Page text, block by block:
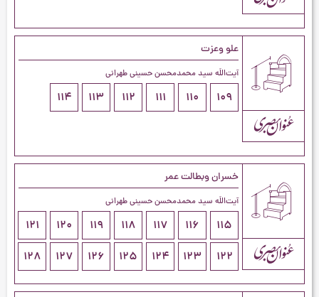
علو وعزت
آیت‌اللَه سید محمدمحسن حسینی طهرانی
109
110
111
112
113
114
خسران وبطالت عمر
آیت‌اللَه سید محمدمحسن حسینی طهرانی
115
116
117
118
119
120
121
122
123
124
125
126
127
128